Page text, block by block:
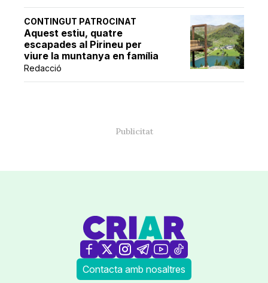
CONTINGUT PATROCINAT
Aquest estiu, quatre
escapades al Pirineu per
viure la muntanya en família
Redacció
Contacta amb nosaltres